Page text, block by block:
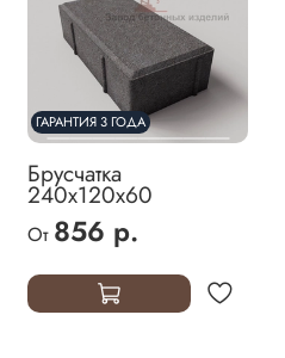
ГАРАНТИЯ 3 ГОДА
Брусчатка
240х120х60
От 856 р.